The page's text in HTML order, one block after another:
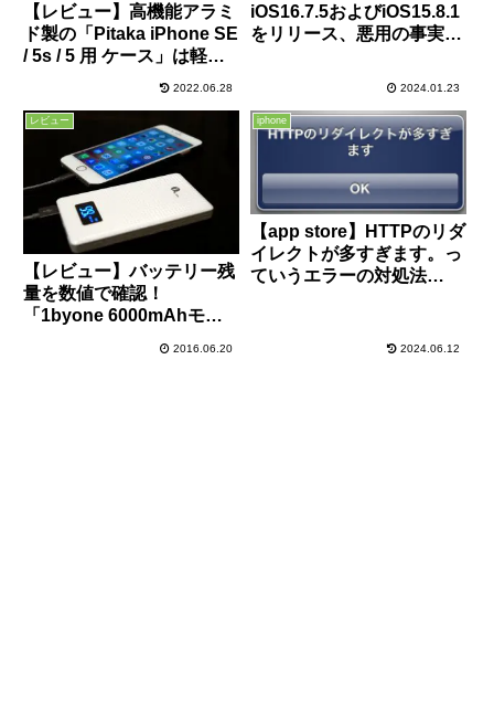
【レビュー】高機能アラミ
ド製の「Pitaka iPhone SE
/ 5s / 5 用 ケース」は軽く
2022.06.28
iOS16.7.5およびiOS15.8.1
をリリース、悪用の事実が
2024.01.23
レビュー
【レビュー】バッテリー残
量を数値で確認！
「1byone 6000mAhモバ
軽くてデザイン性も良し！
2016.06.20
iphone
【app store】HTTPのリダ
イレクトが多すぎます。っ
ていうエラーの対処法
2024.06.12